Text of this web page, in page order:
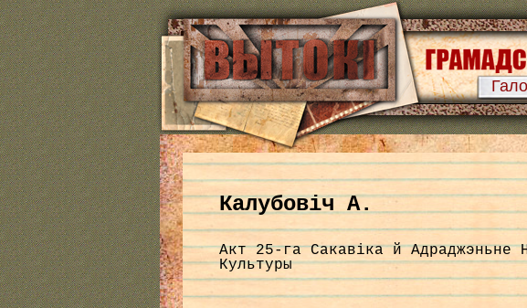
Калубовіч А.
Акт 25-га Сакавіка й Адраджэньне
Культуры